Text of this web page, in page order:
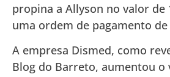
propina a Allyson no valor de
uma ordem de pagamento de
A empresa Dismed, como
Blog do Barreto, aumentou o